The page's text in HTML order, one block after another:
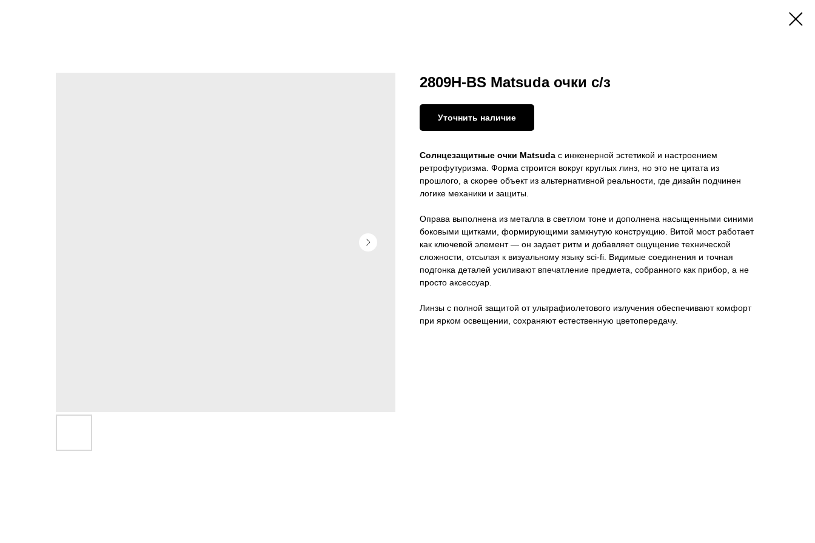
2809H-BS Matsuda очки с/з
Уточнить наличие
Солнцезащитные очки Matsuda с инженерной эстетикой и настроением
ретрофутуризма. Форма строится вокруг круглых линз, но это не цитата из
прошлого, а скорее объект из альтернативной реальности, где дизайн подчинен
логике механики и защиты.
Оправа выполнена из металла в светлом тоне и дополнена насыщенными синими
боковыми щитками, формирующими замкнутую конструкцию. Витой мост работает
как ключевой элемент — он задает ритм и добавляет ощущение технической
сложности, отсылая к визуальному языку sci-fi. Видимые соединения и точная
подгонка деталей усиливают впечатление предмета, собранного как прибор, а не
просто аксессуар.
Линзы с полной защитой от ультрафиолетового излучения обеспечивают комфорт
при ярком освещении, сохраняют естественную цветопередачу.